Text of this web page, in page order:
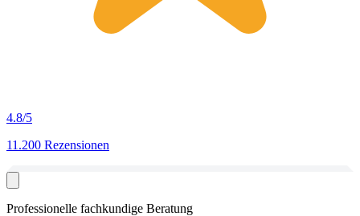
4.8/5
11.200 Rezensionen
Professionelle fachkundige Beratung